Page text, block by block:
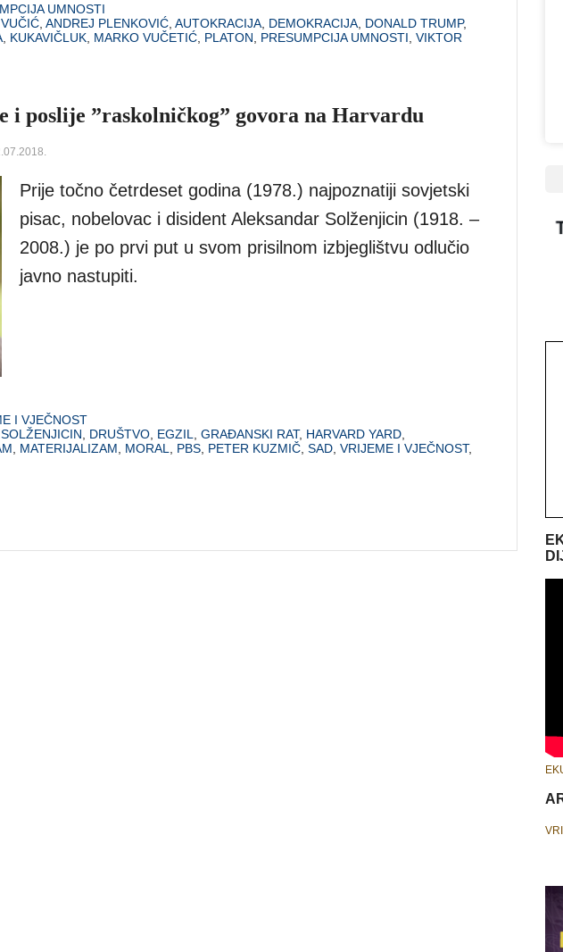
UMNOSTI
ANDREJ PLENKOVIĆ AUTOKRACIJA DEMOKRACIJA DONALD TRUMP,
KUKAVIČLUK MARKO VUČETIĆ PLATON PRESUMPCIJA UMNOSTI VIKTOR
i poslije ”raskolničkog” govora na Harvardu
Prije točno četrdeset godina (1978.) najpoznatiji sovjetski
pisac, nobelovac i disident Aleksandar Solženjicin (1918. –
2008.) je po prvi put u svom prisilnom izbjeglištvu odlučio
javno nastupiti.
I VJEČNOST
, DRUŠTVO, EGZIL, GRAĐANSKI RAT, HARVARD YARD,
, MATERIJALIZAM, MORAL, PBS, PETER KUZMIČ, SAD, VRIJEME I VJEČNOST,